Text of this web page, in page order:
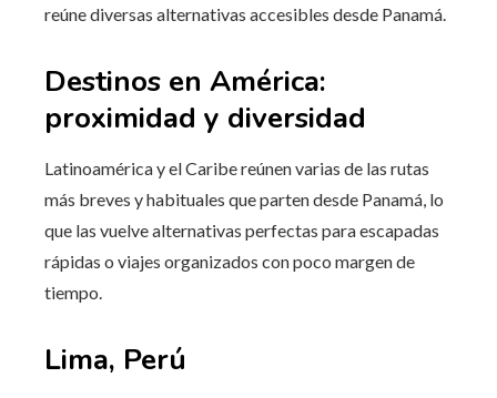
reúne diversas alternativas accesibles desde Panamá.
Destinos en América:
proximidad y diversidad
Latinoamérica y el Caribe reúnen varias de las rutas
más breves y habituales que parten desde Panamá, lo
que las vuelve alternativas perfectas para escapadas
rápidas o viajes organizados con poco margen de
tiempo.
Lima, Perú